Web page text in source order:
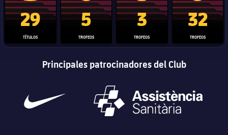
Trofeo de La Liga
29
TÍTULOS
Trofeo de la Liga de Campeones
5
TROFEOS
Trofeo del Mundial de
3
TROFEOS
Copa del
32
TROFEOS
Principales patrocinadores del Club